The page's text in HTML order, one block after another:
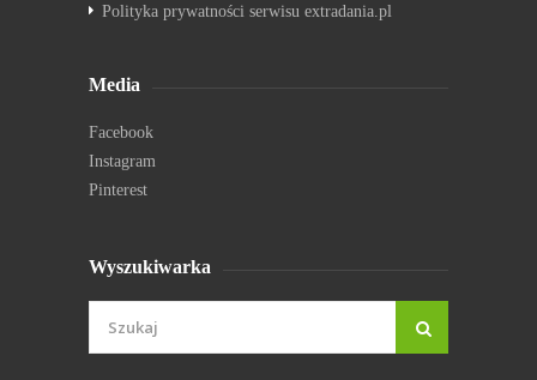
Polityka prywatności serwisu extradania.pl
Media
Facebook
Instagram
Pinterest
Wyszukiwarka